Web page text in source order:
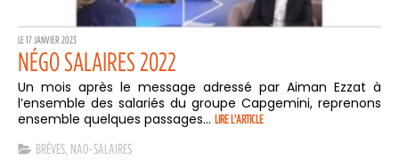
LE 17 JANVIER 2023
NÉGO SALAIRES 2022
Un mois après le message adressé par Aiman Ezzat à
l’ensemble des salariés du groupe Capgemini, reprenons
ensemble quelques passages... LIRE L'ARTICLE
BRÈVES, NAO-SALAIRES